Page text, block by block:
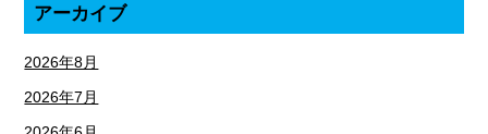
アーカイブ
2026年8月
2026年7月